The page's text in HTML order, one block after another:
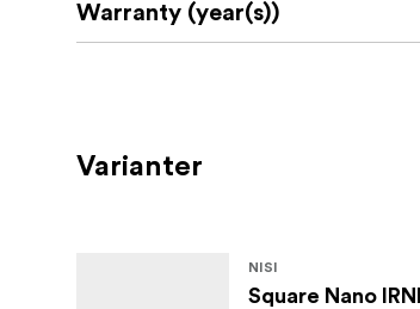
Warranty (year(s))
Varianter
NISI
Square Nano